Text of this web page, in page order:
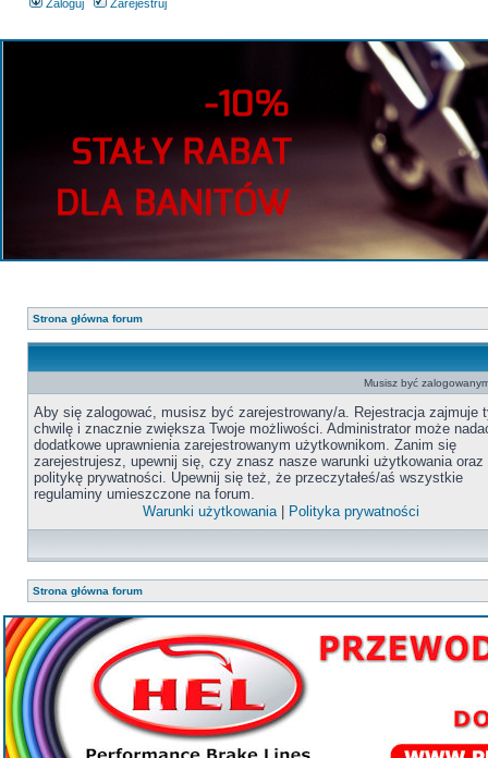
Zaloguj Zarejestruj
Strona główna forum
Musisz być
Aby się zalogować, musisz być zarejestrowany/a. Rejestracja zajmuje
chwilę i znacznie zwiększa Twoje możliwości. Administrator może
dodatkowe uprawnienia zarejestrowanym użytkownikom. Zanim się
zarejestrujesz, upewnij się, czy znasz nasze warunki użytkowania oraz
politykę prywatności. Upewnij się też, że przeczytałeś/aś wszystkie
regulaminy umieszczone na forum.
Warunki użytkowania| Polityka prywatności
Strona główna forum